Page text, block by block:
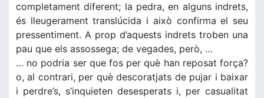
completament diferent; la pedra, en alguns indrets,
és lleugerament translúcida i això confirma el seu
pressentiment. A prop d’aquests indrets troben una
pau que els assossega; de vegades, però, …
… no podria ser que fos per què han reposat força?
o, al contrari, per què descoratjats de pujar i baixar
i perdre’s, s’inquieten desesperats i, per casualitat